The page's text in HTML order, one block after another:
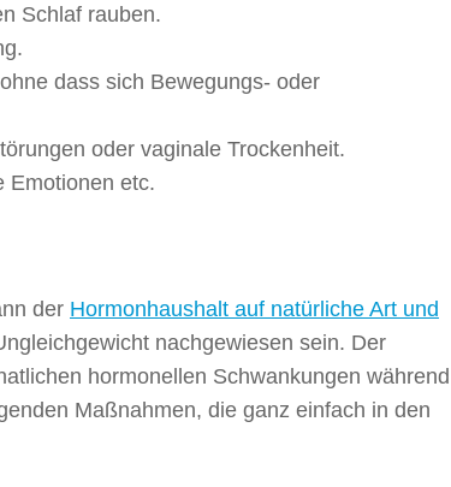
Schlaf rauben.
dass sich Bewegungs- oder
oder vaginale Trockenheit.
Emotionen etc.
der Hormonhaushalt auf natürliche Art und
nachgewiesen sein. Der
hormonellen Schwankungen während
Maßnahmen, die ganz einfach in den